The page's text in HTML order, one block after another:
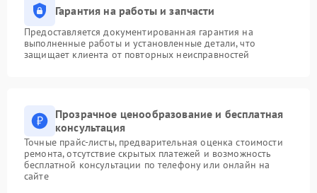
Гарантия на работы и запчасти
Предоставляется документированная гарантия на
выполненные работы и установленные детали, что
защищает клиента от повторных неисправностей
Прозрачное ценообразование и бесплатная
консультация
Точные прайс-листы, предварительная оценка стоимости
ремонта, отсутствие скрытых платежей и возможность
бесплатной консультации по телефону или онлайн на
сайте